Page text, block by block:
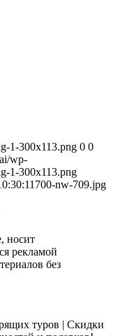
1-300x113.png 0 0
wp-
1-300x113.png
700-nw-709.jpg
носит
рекламой
без
туров | Скидки